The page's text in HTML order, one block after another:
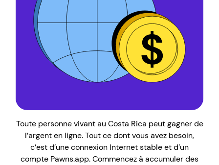
Toute personne vivant au Costa Rica peut gagner de
l’argent en ligne. Tout ce dont vous avez besoin,
c’est d’une connexion Internet stable et d’un
compte Pawns.app. Commencez à accumuler des